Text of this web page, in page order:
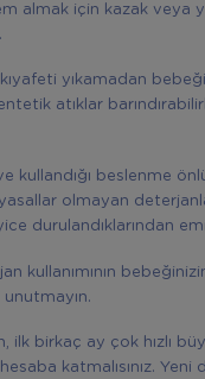
almak için kazak veya
kıyafeti yıkamadan
atıklar
kullandığı beslenme
olmayan
durulandıklarından
kullanımının
ilk birkaç ay çok hızlı
katmalısınız.